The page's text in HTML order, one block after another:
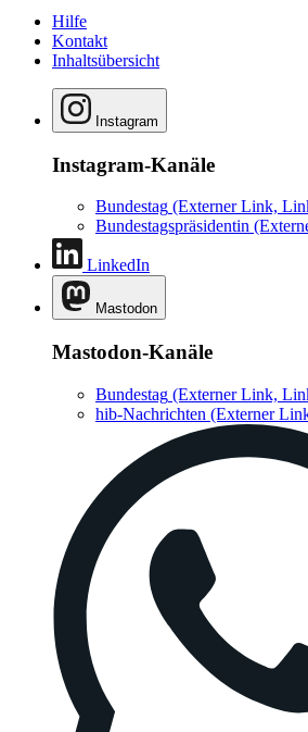
Hilfe
Kontakt
Inhaltsübersicht
Instagram
Instagram-Kanäle
Bundestag (Externer Link,
Bundestagspräsidentin
LinkedIn
Mastodon
Mastodon-Kanäle
Bundestag (Externer Link,
hib-Nachrichten (Externer